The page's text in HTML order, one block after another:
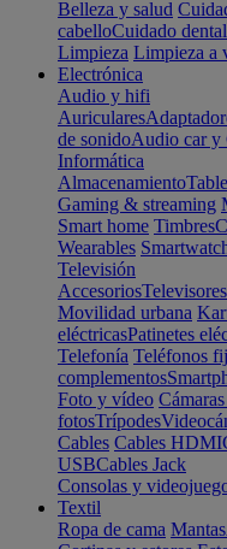
Belleza y salud
cabelloCuidado dental
Limpieza Limpieza a
Electrónica
Audio y hifi
Auriculares
de sonidoAudio car y
Informática
Almacenamiento
Gaming & streaming
Smart home Timbres
Wearables
Televisión
AccesoriosTelevisores
Movilidad urbana
eléctricasPatinetes
Telefonía Teléfonos
complementos
Foto y vídeo
fotosTrípodes
Cables Cables HDMI
USBCables Jack
Consolas y
Textil
Ropa de cama Mantas